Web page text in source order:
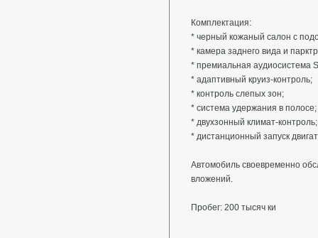
Комплектация:
* черный кожаный салон с
* камера заднего вида и
* премиальная аудиосистема
* адаптивный круиз-контроль;
* контроль слепых зон;
* система удержания в полосе;
* двухзонный климат-контроль;
* дистанционный запуск
Автомобиль своевременно
вложений.
Пробег: 200 тысяч ки